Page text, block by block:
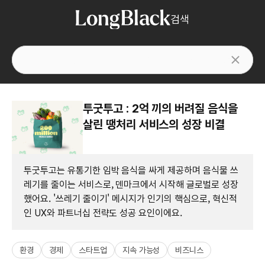
검색
투굿투고 : 2억 끼의 버려질 음식을
살린 땡처리 서비스의 성장 비결
투굿투고는 유통기한 임박 음식을 싸게 제공하며 음식물 쓰
레기를 줄이는 서비스로, 덴마크에서 시작해 글로벌로 성장
했어요. '쓰레기 줄이기' 메시지가 인기의 핵심으로, 혁신적
인 UX와 파트너십 전략도 성공 요인이에요.
환경 경제 스타트업 지속 가능성 비즈니스